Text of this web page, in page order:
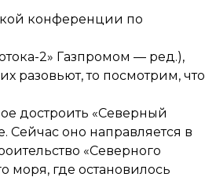
конференции по
2» Газпромом — ред.),
разовьют, то посмотрим, что
достроить «Северный
Сейчас оно направляется в
«Северного
моря, где остановилось